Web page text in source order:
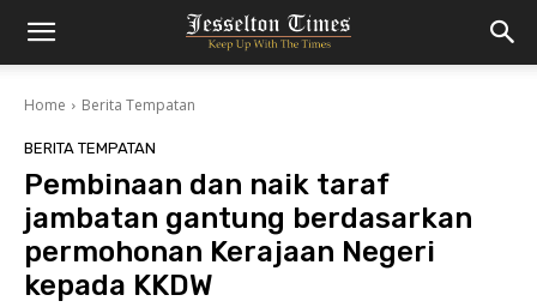
Home Berita Tempatan
BERITA TEMPATAN
Pembinaan dan naik taraf
jambatan gantung berdasarkan
permohonan Kerajaan Negeri
kepada KKDW